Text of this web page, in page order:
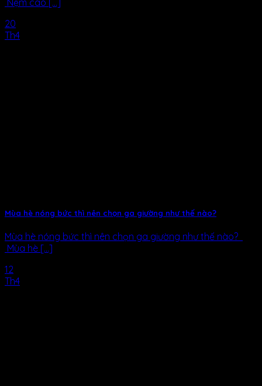
20
Th4
Mùa hè nóng bức thì nên chọn ga giường như thế nào?
Mùa hè nóng bức thì nên chọn ga giường như thế nào?
Mùa hè [...]
12
Th4